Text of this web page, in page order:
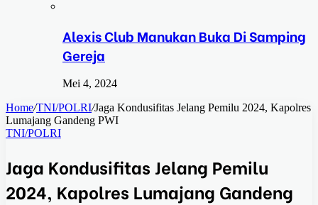
Alexis Club Manukan Buka Di Samping
Gereja
Mei 4, 2024
Home/TNI/POLRI/Jaga Kondusifitas Jelang Pemilu 2024, Kapolres
Lumajang Gandeng PWI
TNI/POLRI
Jaga Kondusifitas Jelang Pemilu
2024, Kapolres Lumajang Gandeng